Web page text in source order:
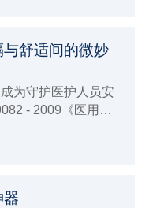
舒适间的微妙
为守护医护人员安
- 2009《医用一
器